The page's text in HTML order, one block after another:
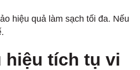
hiệu quả làm sạch tối đa. Nếu
hiệu tích tụ vi